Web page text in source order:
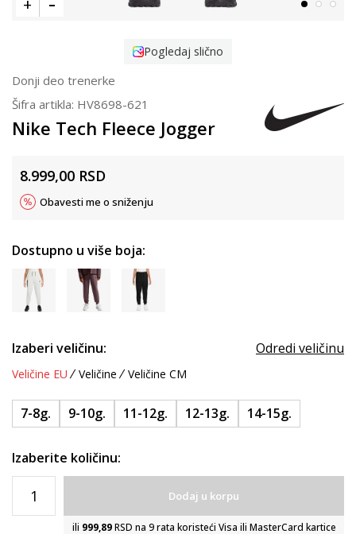
Pogledaj slično
Donji deo trenerke
Šifra artikla: HV8698-621
Nike Tech Fleece Jogger
8.999,00 RSD
Obavesti me o sniženju
Dostupno u više boja:
Izaberi veličinu: Odredi veličinu
Veličine EU Veličine Veličine CM
7-8g. 9-10g. 11-12g. 12-13g. 14-15g.
Izaberite količinu:
Dodaj u korpu
ili 999,89RSD na 9 rata koristeći Visa ili MasterCard kartice